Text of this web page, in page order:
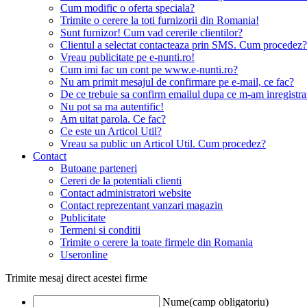
Cum modific o oferta speciala?
Trimite o cerere la toti furnizorii din Romania!
Sunt furnizor! Cum vad cererile clientilor?
Clientul a selectat contacteaza prin SMS. Cum procedez?
Vreau publicitate pe e-nunti.ro!
Cum imi fac un cont pe www.e-nunti.ro?
Nu am primit mesajul de confirmare pe e-mail, ce fac?
De ce trebuie sa confirm emailul dupa ce m-am
Nu pot sa ma autentific!
Am uitat parola. Ce fac?
Ce este un Articol Util?
Vreau sa public un Articol Util. Cum procedez?
Contact
Butoane parteneri
Cereri de la potentiali clienti
Contact administratori website
Contact reprezentant vanzari magazin
Publicitate
Termeni si conditii
Trimite o cerere la toate firmele din Romania
Useronline
Trimite mesaj direct acestei firme
Nume(camp obligatoriu)